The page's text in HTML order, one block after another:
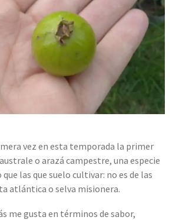
vez en esta temporada la primer
o arazá campestre, una especie
las que suelo cultivar: no es de las
atlántica o selva misionera.
me gusta en términos de sabor,